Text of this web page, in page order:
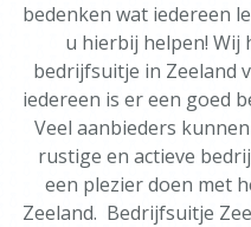
bedenken wat iedereen
u hierbij helpen! Wij
bedrijfsuitje in Zeeland
iedereen is er een goed
Veel aanbieders
rustige en actieve
een plezier doen met
Zeeland. Bedrijfsuitje